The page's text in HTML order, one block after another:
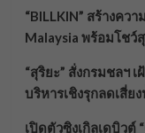
“BILLKIN” สร้างคว
Malaysia พร้อมโชว์
“สุริยะ” สั่งกรมชลฯ
บริหารเชิงรุกลดเสี่ย
เปิดตัวซิงเกิลเดบิวต์